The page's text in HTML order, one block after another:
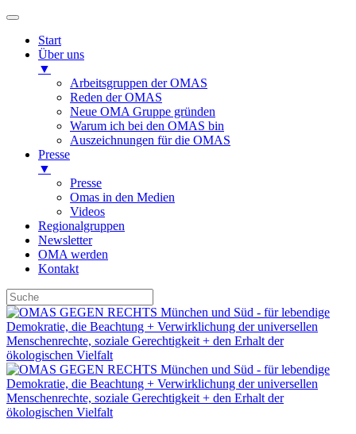
Start
Über uns
▼
Arbeitsgruppen der OMAS
Reden der OMAS
Neue OMA Gruppe gründen
Warum ich bei den OMAS bin
Auszeichnungen für die OMAS
Presse
▼
Presse
Omas in den Medien
Videos
Regionalgruppen
Newsletter
OMA werden
Kontakt